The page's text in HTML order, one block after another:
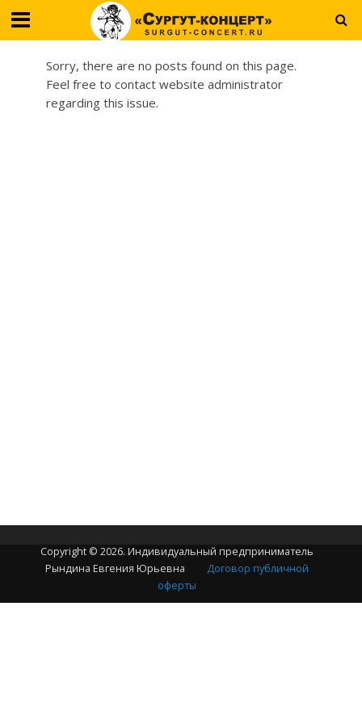
Sorry, there are no posts found on this page.
Feel free to contact website administrator
regarding this issue.
Copyright © 2026. Индивидуальный предприниматель
Рындина Евгения Юрьевна Договор публичной
оферты